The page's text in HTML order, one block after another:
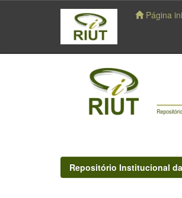
navigation
Página
Repositório Institucional